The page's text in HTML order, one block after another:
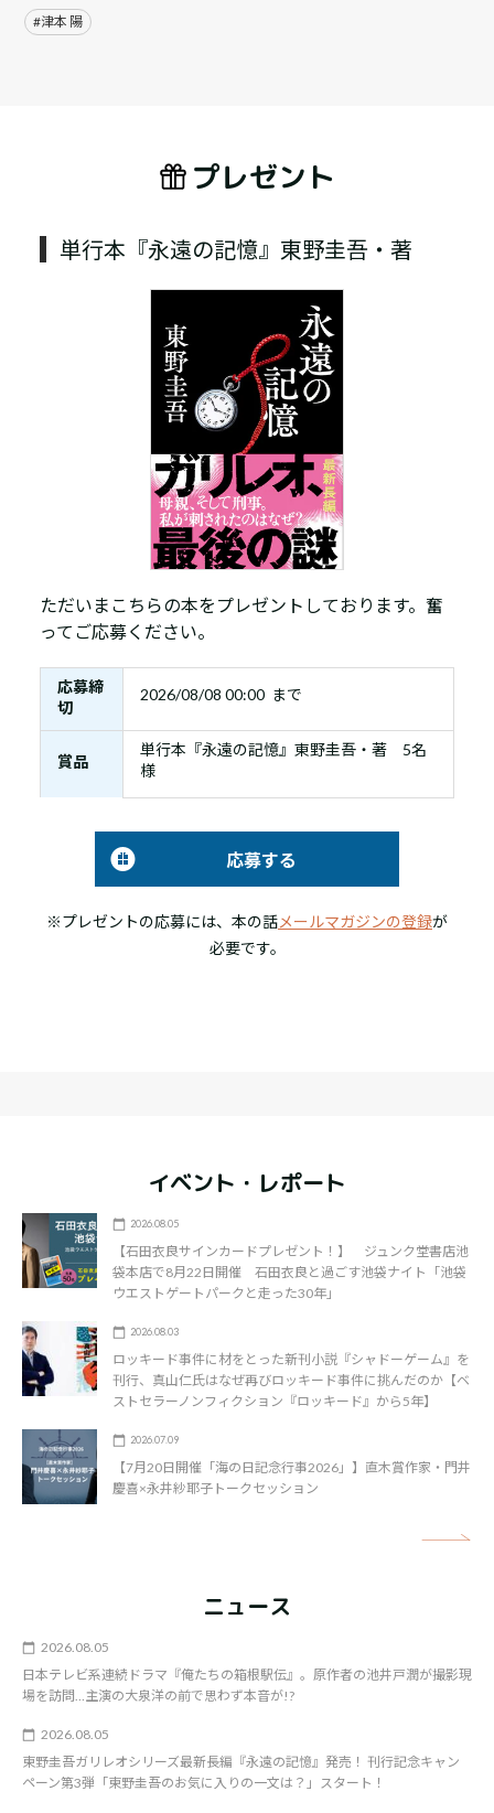
#津本 陽
プレゼント
単行本『永遠の記憶』東野圭吾・著
ただいまこちらの本をプレゼントしております。奮
ってご応募ください。
応募締
切
2026/08/08 00:00 まで
賞品
単行本『永遠の記憶』東野圭吾・著 5名
様
応募する
※プレゼントの応募には、本の話メールマガジンの登録が
必要です。
イベント・レポート
2026.08.05
【石田衣良サインカードプレゼント！】 ジュンク堂書店池
袋本店で8月22日開催 石田衣良と過ごす池袋ナイト「池袋
ウエストゲートパークと走った30年」
2026.08.03
ロッキード事件に材をとった新刊小説『シャドーゲーム』を
刊行、真山仁氏はなぜ再びロッキード事件に挑んだのか【ベ
ストセラーノンフィクション『ロッキード』から5年】
2026.07.09
【7月20日開催「海の日記念行事2026」】直木賞作家・門井
慶喜×永井紗耶子トークセッション
ニュース
2026.08.05
日本テレビ系連続ドラマ『俺たちの箱根駅伝』。原作者の池井戸潤が撮影現
場を訪問…主演の大泉洋の前で思わず本音が!?
2026.08.05
東野圭吾ガリレオシリーズ最新長編『永遠の記憶』発売！ 刊行記念キャン
ペーン第3弾「東野圭吾のお気に入りの一文は？」スタート！